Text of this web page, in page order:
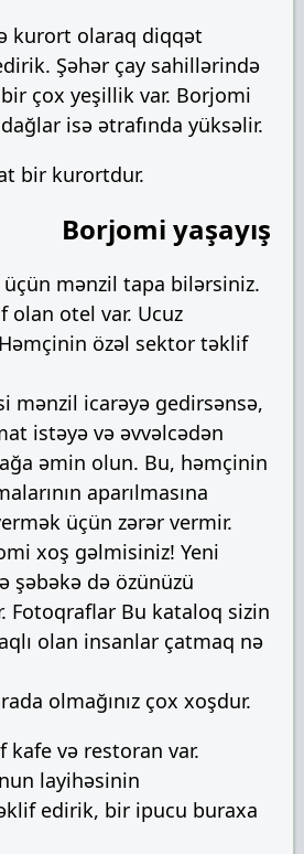
kurort olaraq diqqət
Şəhər çay sahillərində
çox yeşillik var. Borjomi
isə ətrafında yüksəlir.
bir kurortdur.
Borjomi yaşayış
mənzil tapa bilərsiniz.
olan otel var. Ucuz
özəl sektor təklif
mənzil icarəyə gedirsənsə,
istəyə və əvvəlcədən
əmin olun. Bu, həmçinin
aparılmasına
üçün zərər vermir.
xoş gəlmisiniz! Yeni
şəbəkə də özünüzü
Fotoqraflar Bu kataloq sizin
olan insanlar çatmaq nə
olmağınız çox xoşdur.
kafe və restoran var.
layihəsinin
edirik, bir ipucu buraxa